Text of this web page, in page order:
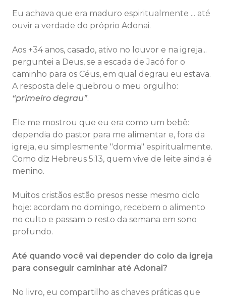
Eu achava que era maduro espiritualmente ... até
ouvir a verdade do próprio Adonai.
Aos +34 anos, casado, ativo no louvor e na igreja...
perguntei a Deus, se a escada de Jacó for o
caminho para os Céus, em qual degrau eu estava.
A resposta dele quebrou o meu orgulho:
“primeiro degrau”.
Ele me mostrou que eu era como um bebê:
dependia do pastor para me alimentar e, fora da
igreja, eu simplesmente "dormia" espiritualmente.
Como diz Hebreus 5:13, quem vive de leite ainda é
menino.
Muitos cristãos estão presos nesse mesmo ciclo
hoje: acordam no domingo, recebem o alimento
no culto e passam o resto da semana em sono
profundo.
Até quando você vai depender do colo da igreja
para conseguir caminhar até Adonai?
No livro, eu compartilho as chaves práticas que